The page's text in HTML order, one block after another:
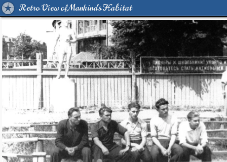
Retro View of Mankind's Habitat